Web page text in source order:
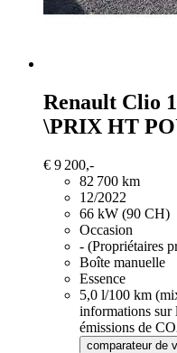
Renault Clio
\PRIX HT
€ 9 200,-
82 700 km
12/2022
66 kW (90 CH)
Occasion
- (Propriétaires
Boîte manuelle
Essence
5,0 l/100 km
informations sur
émissions de
comparateur de